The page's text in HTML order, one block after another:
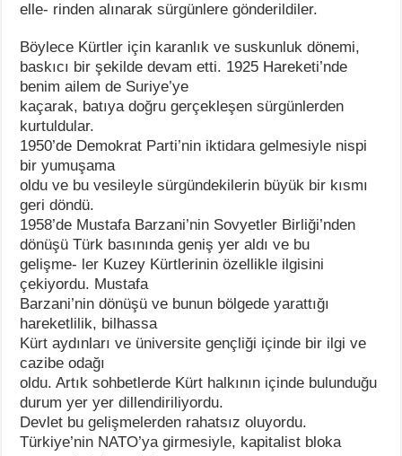
elle- rinden alınarak sürgünlere gönderildiler.
Böylece Kürtler için karanlık ve suskunluk dönemi,
baskıcı bir şekilde devam etti. 1925 Hareketi’nde
benim ailem de Suriye’ye
kaçarak, batıya doğru gerçekleşen sürgünlerden
kurtuldular.
1950’de Demokrat Parti’nin iktidara gelmesiyle nispi
bir yumuşama
oldu ve bu vesileyle sürgündekilerin büyük bir kısmı
geri döndü.
1958’de Mustafa Barzani’nin Sovyetler Birliği’nden
dönüşü Türk basınında geniş yer aldı ve bu
gelişme- ler Kuzey Kürtlerinin özellikle ilgisini
çekiyordu. Mustafa
Barzani’nin dönüşü ve bunun bölgede yarattığı
hareketlilik, bilhassa
Kürt aydınları ve üniversite gençliği içinde bir ilgi ve
cazibe odağı
oldu. Artık sohbetlerde Kürt halkının içinde bulunduğu
durum yer yer dillendiriliyordu.
Devlet bu gelişmelerden rahatsız oluyordu.
Türkiye’nin NATO’ya girmesiyle, kapitalist bloka